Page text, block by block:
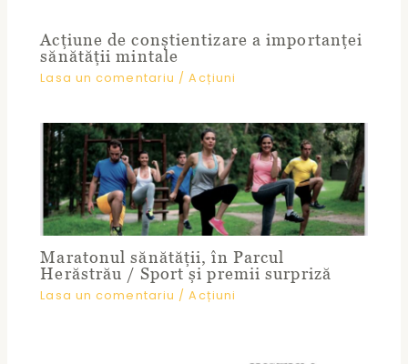
Acțiune de conștientizare a importanței
sănătății mintale
Lasa un comentariu /Acțiuni
Maratonul sănătății, în Parcul
Herăstrău / Sport și premii surpriză
Lasa un comentariu /Acțiuni